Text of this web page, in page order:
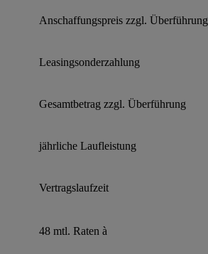
Anschaffungspreis zzgl. Überführung
Leasingsonderzahlung
Gesamtbetrag zzgl. Überführung
jährliche Laufleistung
Vertragslaufzeit
48 mtl. Raten à